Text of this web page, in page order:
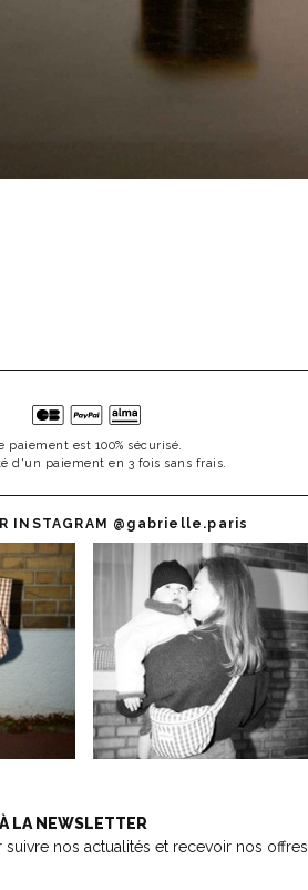
paiement est 100% sécurisé.
d'un paiement en 3 fois sans frais.
INSTAGRAM @gabrielle.paris
LA NEWSLETTER
suivre nos actualités et recevoir nos offres